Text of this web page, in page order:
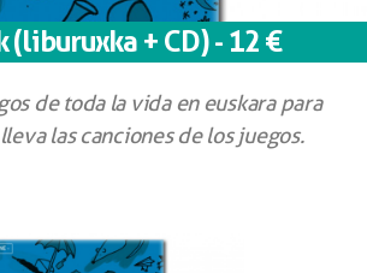
+ CD) - 12 €
de toda la vida en euskara para
las canciones de los juegos.